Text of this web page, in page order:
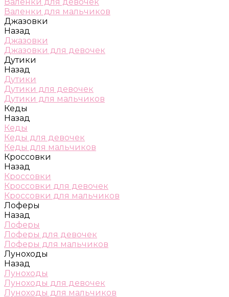
Валенки для мальчиков
Джазовки
Назад
Джазовки
Джазовки для девочек
Дутики
Назад
Дутики
Дутики для девочек
Дутики для мальчиков
Кеды
Назад
Кеды
Кеды для девочек
Кеды для мальчиков
Кроссовки
Назад
Кроссовки
Кроссовки для девочек
Кроссовки для мальчиков
Лоферы
Назад
Лоферы
Лоферы для девочек
Лоферы для мальчиков
Луноходы
Назад
Луноходы
Луноходы для девочек
Луноходы для мальчиков